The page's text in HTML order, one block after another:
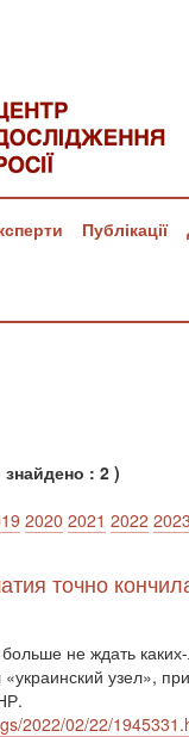
Публікації
знайдено : 2 )
2020 2021 2022
точно
не ждать
узел»,
2022/02/22/